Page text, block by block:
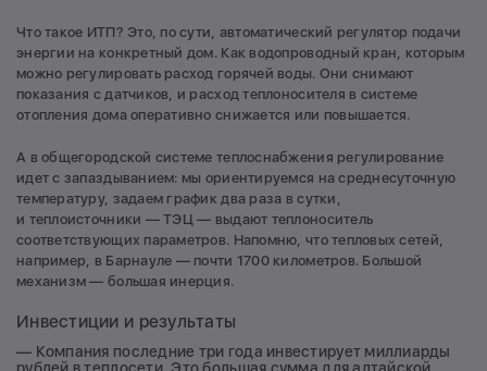
Что такое ИТП? Это, по сути, автоматический регулятор подачи
энергии на конкретный дом. Как водопроводный кран, которым
можно регулировать расход горячей воды. Они снимают
показания с датчиков, и расход теплоносителя в системе
отопления дома оперативно снижается или повышается.
А в общегородской системе теплоснабжения регулирование
идет с запаздыванием: мы ориентируемся на среднесуточную
температуру, задаем график два раза в сутки,
и теплоисточники — ТЭЦ — выдают теплоноситель
соответствующих параметров. Напомню, что тепловых сетей,
например, в Барнауле — почти 1700 километров. Большой
механизм — большая инерция.
Инвестиции и результаты
— Компания последние три года инвестирует миллиарды